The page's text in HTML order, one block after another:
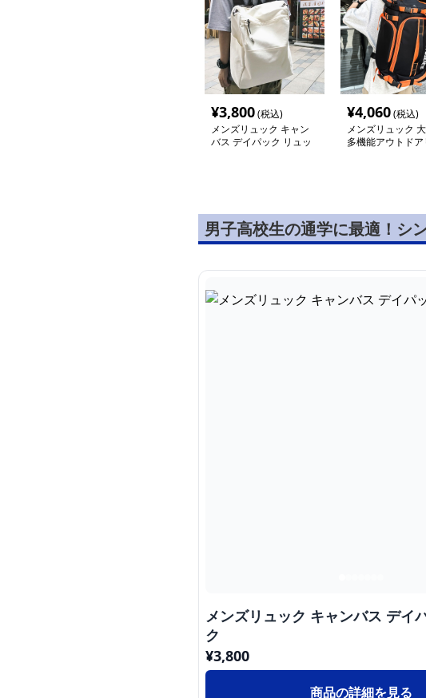
¥3,800(税込)
メンズリュック キャン
バス デイパック リュッ
¥4,060(税込)
メンズリュック
多機能アウトドア
男子高校生の通学に最適！シ
メンズリュック キャンバス デイ
ク
¥3,800
商品の詳細を見る